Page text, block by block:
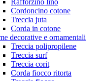
Rafforzino lino
Cordoncino cotone
Treccia juta
Corda in cotone
decorative e ornamentali
Treccia polipropilene
Treccia surf
Treccia corit
Corda fiocco ritorta